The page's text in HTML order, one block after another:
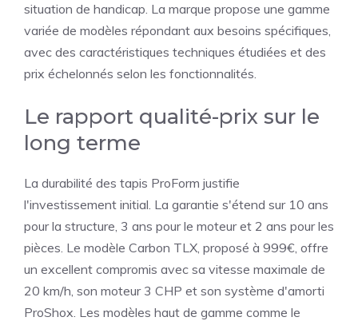
situation de handicap. La marque propose une gamme
variée de modèles répondant aux besoins spécifiques,
avec des caractéristiques techniques étudiées et des
prix échelonnés selon les fonctionnalités.
Le rapport qualité-prix sur le
long terme
La durabilité des tapis ProForm justifie
l'investissement initial. La garantie s'étend sur 10 ans
pour la structure, 3 ans pour le moteur et 2 ans pour les
pièces. Le modèle Carbon TLX, proposé à 999€, offre
un excellent compromis avec sa vitesse maximale de
20 km/h, son moteur 3 CHP et son système d'amorti
ProShox. Les modèles haut de gamme comme le